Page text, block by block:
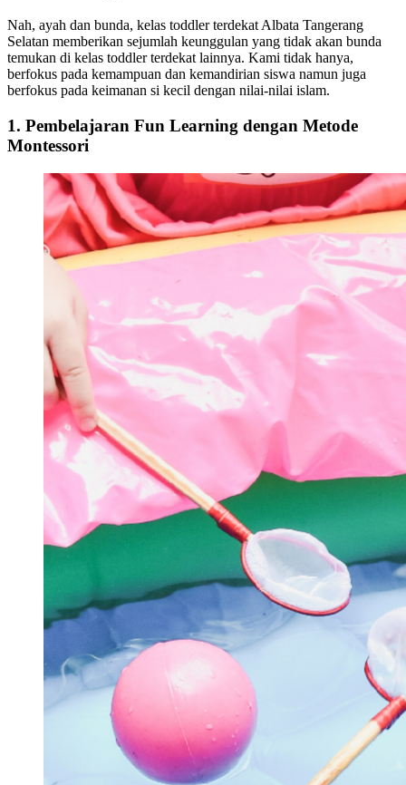
Nah, ayah dan bunda, kelas toddler terdekat Albata Tangerang
Selatan memberikan sejumlah keunggulan yang tidak akan bunda
temukan di kelas toddler terdekat lainnya. Kami tidak hanya,
berfokus pada kemampuan dan kemandirian siswa namun juga
berfokus pada keimanan si kecil dengan nilai-nilai islam.
1. Pembelajaran Fun Learning dengan Metode
Montessori